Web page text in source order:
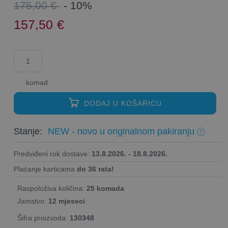
175,00 € - 10%
157,50 €
komad
DODAJ U KOŠARICU
Stanje: NEW - novo u originalnom pakiranju
Predviđeni rok dostave: 13.8.2026. - 18.8.2026.
Plaćanje karticama do 36 rata!
Raspoloživa količina: 25 komada
Jamstvo: 12 mjeseci
Šifra proizvoda: 130348